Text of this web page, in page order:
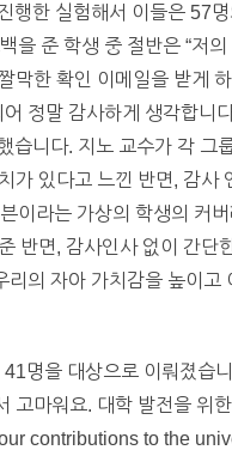
한 실험해서 이들은 57
준 학생 중 절반은 “저
한 확인 이메일을 받게
정말 감사하게 생각합
니다. 지노 교수가 각 그
가 있다고 느낀 반면, 감
이라는 가상의 학생의 커
반면, 감사인사 없이 간
의 자아 가치감을 높이
명을 대상으로 이뤄졌습
고마워요. 대학 발전을 위
contributions to the